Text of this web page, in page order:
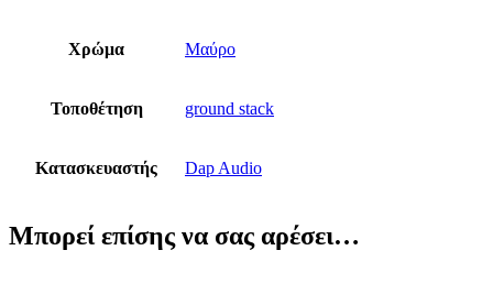
Χρώμα Μαύρο
Τοποθέτηση ground stack
Κατασκευαστής Dap Audio
Μπορεί επίσης να σας αρέσει…